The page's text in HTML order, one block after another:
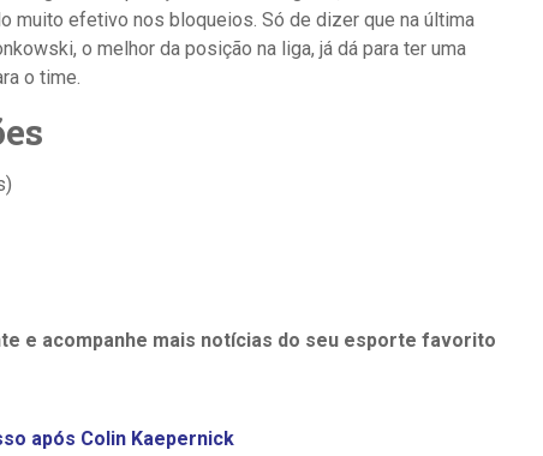
muito efetivo nos bloqueios. Só de dizer que na última
o melhor da posição na liga, já dá para ter uma
o time.
e acompanhe mais notícias do seu esporte favorito
após Colin Kaepernick